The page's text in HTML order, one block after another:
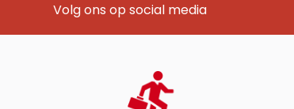
Volg ons op social media